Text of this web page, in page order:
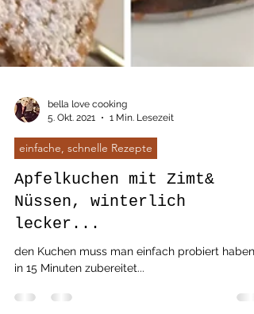
bella love cooking
5. Okt. 2021
1 Min. Lesezeit
einfache, schnelle Rezepte
Apfelkuchen mit Zimt&
Nüssen, winterlich
lecker...